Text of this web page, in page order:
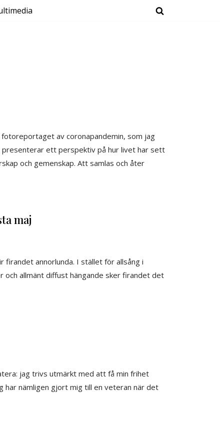
av coronapandemin, som jag
ett perspektiv på hur livet har sett
och gemenskap. Att samlas och åter
maj
firandet annorlunda. I stället för allsång i
och allmänt diffust hängande sker firandet det
jag trivs utmärkt med att få min frihet
har nämligen gjort mig till en veteran när det